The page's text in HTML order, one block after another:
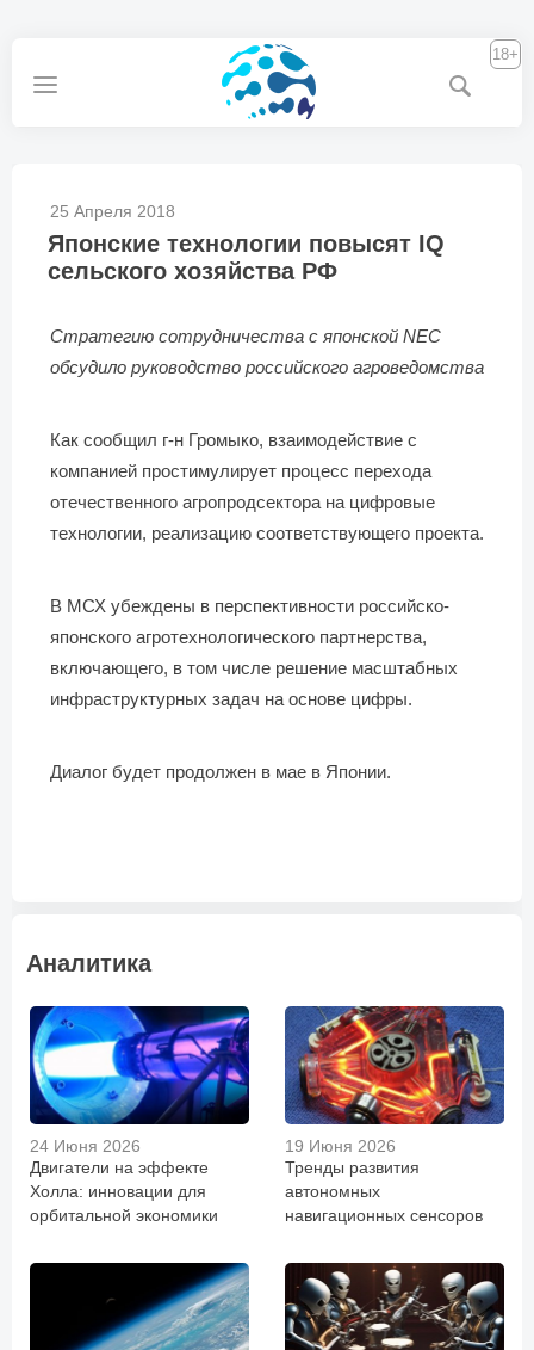
18+
25 Апреля 2018
Японские технологии повысят IQ
сельского хозяйства РФ
Стратегию сотрудничества с японской NEC
обсудило руководство российского агроведомства
Как сообщил г-н Громыко, взаимодействие с
компанией простимулирует процесс перехода
отечественного агропродсектора на цифровые
технологии, реализацию соответствующего проекта.
В МСХ убеждены в перспективности российско-
японского агротехнологического партнерства,
включающего, в том числе решение масштабных
инфраструктурных задач на основе цифры.
Диалог будет продолжен в мае в Японии.
Аналитика
24 Июня 2026
Двигатели на эффекте
Холла: инновации для
орбитальной экономики
19 Июня 2026
Тренды развития
автономных
навигационных сенсоров